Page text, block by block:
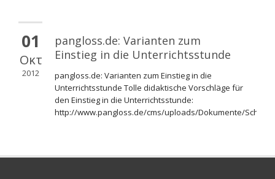
01
Οκτ
2012
pangloss.de: Varianten zum
Einstieg in die Unterrichtsstunde
pangloss.de: Varianten zum Einstieg in die
Unterrichtsstunde Tolle didaktische Vorschläge für
den Einstieg in die Unterrichtsstunde:
http://www.pangloss.de/cms/uploads/Dokumente/